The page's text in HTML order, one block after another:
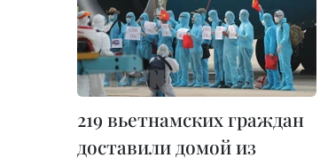
219 вьетнамских граждан
доставили домой из